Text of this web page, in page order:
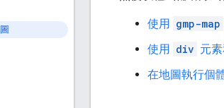
使用 gmp-map
使用 div 元
在地圖執行個